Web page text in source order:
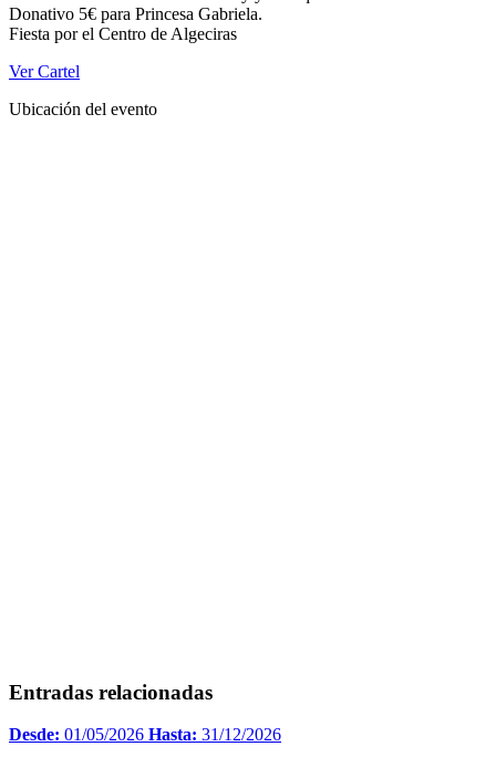
Donativo 5€ para Princesa Gabriela.
Fiesta por el Centro de Algeciras
Ver Cartel
Ubicación del evento
Entradas relacionadas
Desde: 01/05/2026 Hasta: 31/12/2026